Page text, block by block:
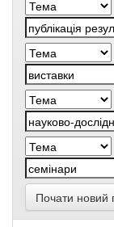
Почати новий